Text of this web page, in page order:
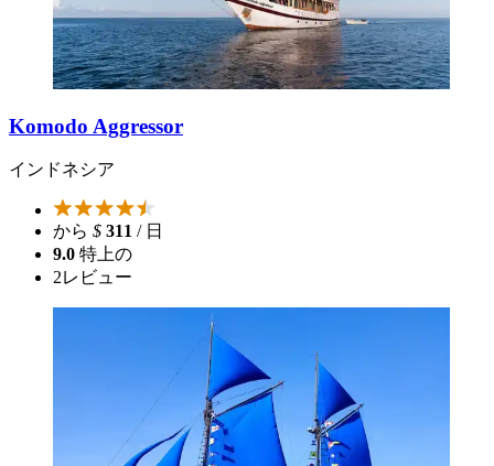
Komodo Aggressor
インドネシア
から $ 311 / 日
9.0 特上の
2レビュー